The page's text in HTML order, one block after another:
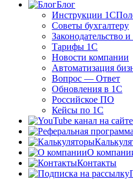
Блог
Инструкции 1С
Советы бухгалтеру
Законодательство
Тарифы 1С
Новости компании
Автоматизация
Вопрос — Ответ
Обновления в 1С
Российское ПО
Кейсы по 1С
О
Контакты